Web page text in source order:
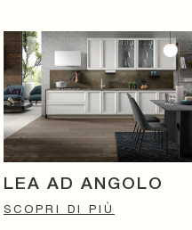
LEA AD ANGOLO
SCOPRI DI PIÙ